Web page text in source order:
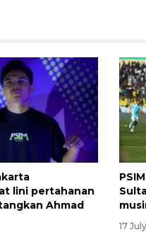
lini pertahanan
Ahmad
17